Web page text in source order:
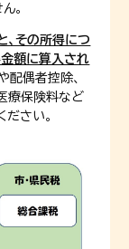
。
、その所得につ
額に算入され
配偶者控除、
療保険料など
さい。